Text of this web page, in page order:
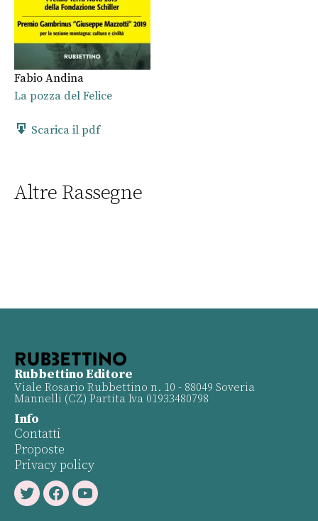
Fabio Andina
La pozza del Felice
Scarica il pdf
Altre Rassegne
Rubbettino Editore
Viale Rosario Rubbettino n. 10 - 88049 Soveria
Mannelli (CZ) Partita Iva 01933480798
Info
Contatti
Proposte
Privacy policy
TwitterFacebookYoutube